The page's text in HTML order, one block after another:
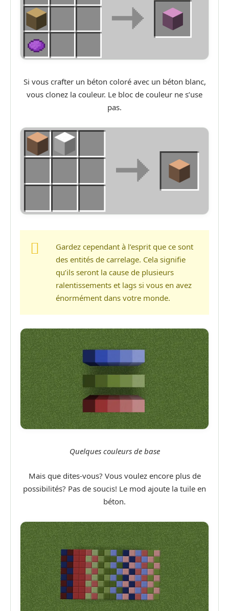
Si vous crafter un béton coloré avec un béton blanc,
vous clonez la couleur. Le bloc de couleur ne s’use
pas.
Gardez cependant à l’esprit que ce sont
des entités de carrelage. Cela signifie
qu’ils seront la cause de plusieurs
ralentissements et lags si vous en avez
énormément dans votre monde.
Quelques couleurs de base
Mais que dites-vous? Vous voulez encore plus de
possibilités? Pas de soucis! Le mod ajoute la tuile en
béton.